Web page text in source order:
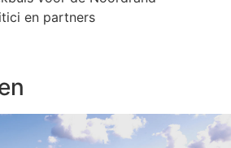
en partners